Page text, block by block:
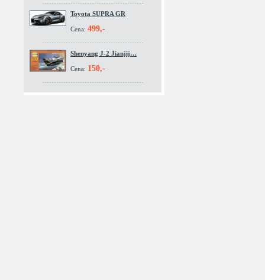
Toyota SUPRA GR
Cena: 499,-
Shenyang J-2 Jianjij…
Cena: 150,-